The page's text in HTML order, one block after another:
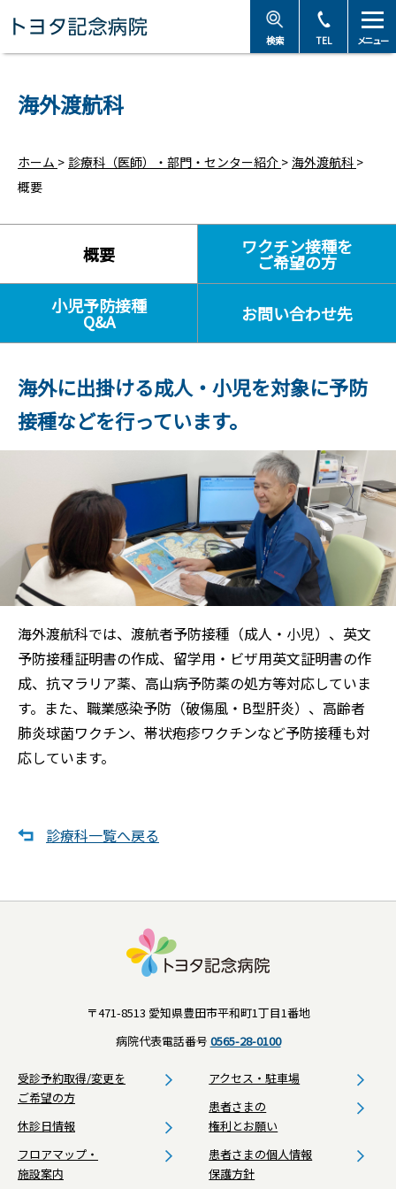
メニュー
TEL
検索
海外渡航科
ホーム > 診療科（医師）・部門・センター紹介 > 海外渡航科 >
概要
概要 ワクチン接種を
ご希望の方
小児予防接種
Q&A お問い合わせ先
海外に出掛ける成人・小児を対象に予防
接種などを行っています。
海外渡航科では、渡航者予防接種（成人・小児）、英文
予防接種証明書の作成、留学用・ビザ用英文証明書の作
成、抗マラリア薬、高山病予防薬の処方等対応していま
す。また、職業感染予防（破傷風・B型肝炎）、高齢者
肺炎球菌ワクチン、帯状疱疹ワクチンなど予防接種も対
応しています。
診療科一覧へ戻る
〒471-8513 愛知県豊田市平和町1丁目1番地
病院代表電話番号 0565-28-0100
受診予約取得/変更を
ご希望の方
休診日情報
フロアマップ・
施設案内
アクセス・駐車場
患者さまの
権利とお願い
患者さまの個人情報
保護方針